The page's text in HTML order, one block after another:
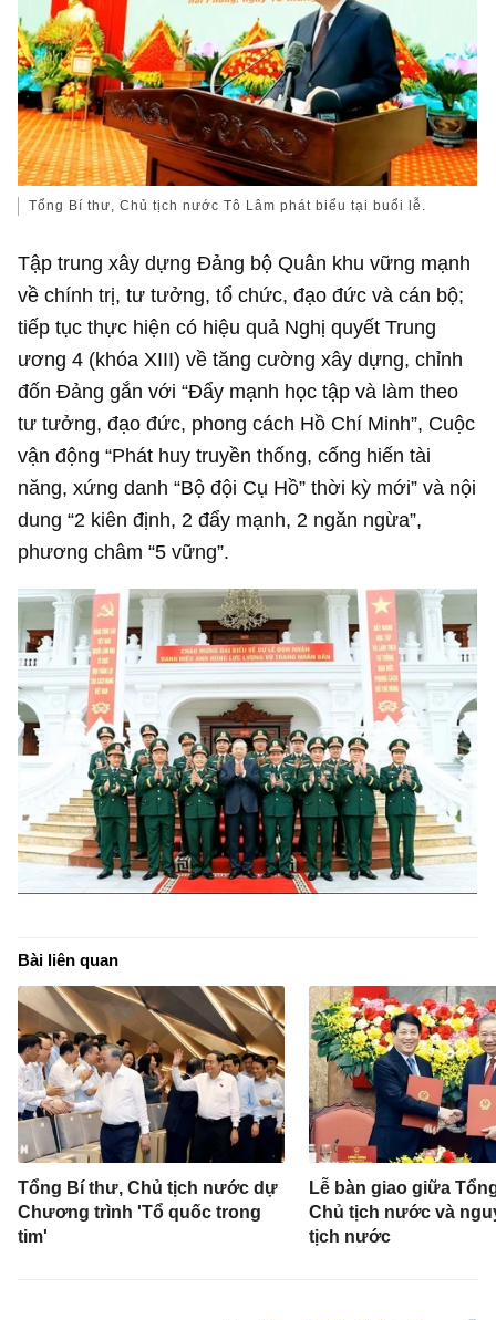
Tổng Bí thư, Chủ tịch nước Tô Lâm phát biểu tại buổi lễ.
Tập trung xây dựng Đảng bộ Quân khu vững mạnh
về chính trị, tư tưởng, tổ chức, đạo đức và cán bộ;
tiếp tục thực hiện có hiệu quả Nghị quyết Trung
ương 4 (khóa XIII) về tăng cường xây dựng, chỉnh
đốn Đảng gắn với “Đẩy mạnh học tập và làm theo
tư tưởng, đạo đức, phong cách Hồ Chí Minh”, Cuộc
vận động “Phát huy truyền thống, cống hiến tài
năng, xứng danh “Bộ đội Cụ Hồ” thời kỳ mới” và nội
dung “2 kiên định, 2 đẩy mạnh, 2 ngăn ngừa”,
phương châm “5 vững”.
Bài liên quan
Tổng Bí thư, Chủ tịch nước dự
Chương trình 'Tổ quốc trong
tim'
Lễ bàn giao giữa
Chủ tịch nước và
tịch nước